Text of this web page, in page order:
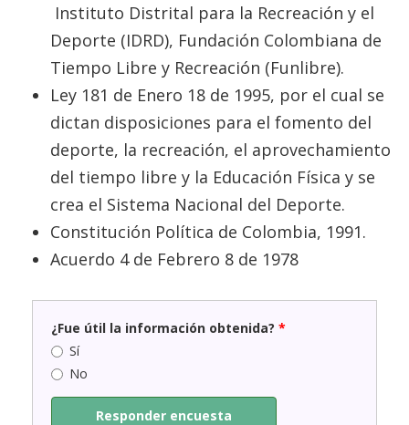
Instituto Distrital para la Recreación y el
Deporte (IDRD), Fundación Colombiana de
Tiempo Libre y Recreación (Funlibre).
Ley 181 de Enero 18 de 1995, por el cual se
dictan disposiciones para el fomento del
deporte, la recreación, el aprovechamiento
del tiempo libre y la Educación Física y se
crea el Sistema Nacional del Deporte.
Constitución Política de Colombia, 1991.
Acuerdo 4 de Febrero 8 de 1978
WhatsApp
¿Fue útil la información obtenida? *
Sí
No
Responder encuesta